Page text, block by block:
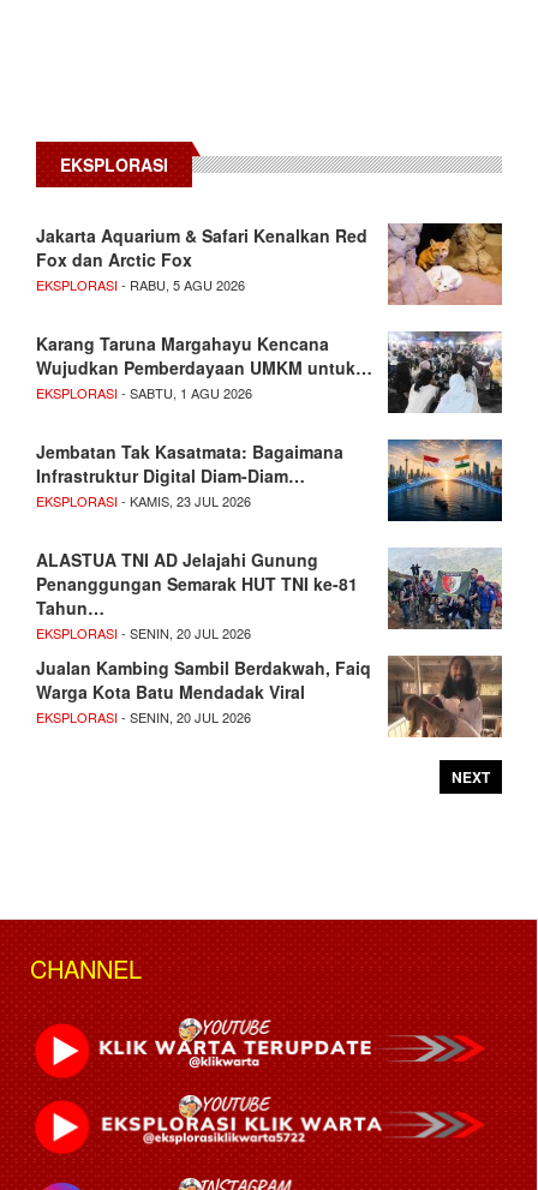
EKSPLORASI
Jakarta Aquarium & Safari Kenalkan Red
Fox dan Arctic Fox
EKSPLORASI- RABU, 5 AGU 2026
Karang Taruna Margahayu Kencana
Wujudkan Pemberdayaan UMKM untuk…
EKSPLORASI- SABTU, 1 AGU 2026
Jembatan Tak Kasatmata: Bagaimana
Infrastruktur Digital Diam-Diam…
EKSPLORASI- KAMIS, 23 JUL 2026
ALASTUA TNI AD Jelajahi Gunung
Penanggungan Semarak HUT TNI ke-81
Tahun…
EKSPLORASI- SENIN, 20 JUL 2026
Jualan Kambing Sambil Berdakwah, Faiq
Warga Kota Batu Mendadak Viral
EKSPLORASI- SENIN, 20 JUL 2026
NEXT
CHANNEL